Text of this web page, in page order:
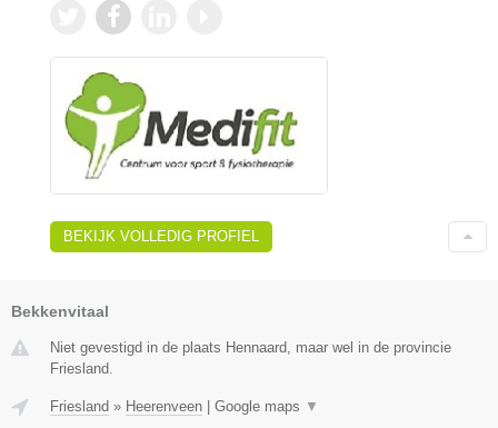
BEKIJK VOLLEDIG PROFIEL
Bekkenvitaal
Niet gevestigd in de plaats Hennaard, maar wel in de provincie
Friesland.
Friesland » Heerenveen Google maps ▼